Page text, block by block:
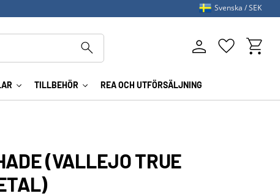
TILLBEHÖR REA OCH UTFÖRSÄLJNING
Favoriter
Svenska SEK
(VALLEJO TRUE